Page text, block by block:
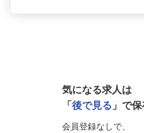
気になる求人は
「後で見る 」で保
会員登録なしで、